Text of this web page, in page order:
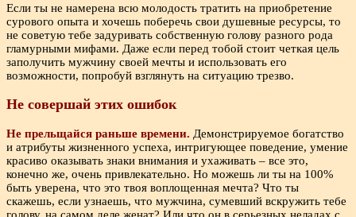
Если ты не намерена всю молодость тратить на приобретение
сурового опыта и хочешь поберечь свои душевные ресурсы, то
не советую тебе задуривать собственную голову разного рода
гламурными мифами. Даже если перед тобой стоит четкая цель
заполучить мужчину своей мечты и использовать его
возможности, попробуй взглянуть на ситуацию трезво.
Не совершай этих ошибок
Не прельщайся раньше времени. Демонстрируемое богатство
и атрибуты жизненного успеха, интригующее поведение, умение
красиво оказывать знаки внимания и ухаживать – все это,
конечно же, очень привлекательно. Но можешь ли ты на 100%
быть уверена, что это твоя воплощенная мечта? Что ты
скажешь, если узнаешь, что мужчина, сумевший вскружить тебе